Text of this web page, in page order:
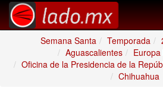
Semana Santa
Temporada
Aguascalientes
Oficina de la Presidencia de la
Chihuahua